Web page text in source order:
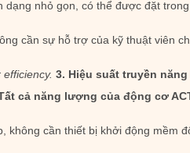
dạng nhỏ gọn, có thể được đặt
cần sự hỗ trợ của kỹ thuật viên
3. Hiệu suất truyền
cả năng lượng của động cơ
không cần thiết bị khởi động mềm